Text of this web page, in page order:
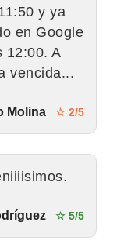
y ya
en Google
12:00. A
vencida...
Molina ☆ 2/5
☆ 5/5